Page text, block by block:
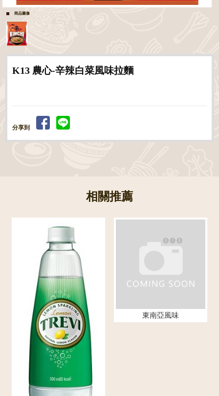
商品圖像
K13 農心-辛辣白菜風味拉麵
分享到
東南亞風味